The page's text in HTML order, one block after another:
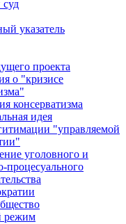
указатель
проекта
о "кризисе
консерватизма
идея
"управляемой
уголовного и
процесуального
режим